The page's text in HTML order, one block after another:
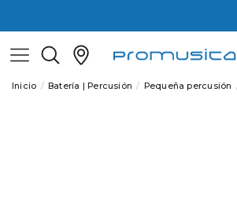
Inicio Batería | Percusión Pequeña percusión